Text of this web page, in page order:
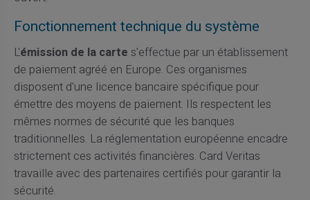
Fonctionnement technique du système
L'émission de la carte s'effectue par un établissement
de paiement agréé en Europe. Ces organismes
disposent d'une licence bancaire spécifique pour
émettre des moyens de paiement. Ils respectent les
mêmes normes de sécurité que les banques
traditionnelles. La réglementation européenne encadre
strictement ces activités financières. Card Veritas
travaille avec des partenaires certifiés pour garantir la
sécurité.